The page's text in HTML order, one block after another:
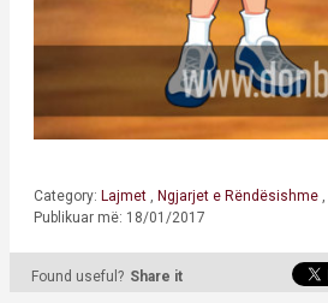
Category: Lajmet Ngjarjet e Rëndësishme
Publikuar më: 18/01/2017
Found useful? Share it